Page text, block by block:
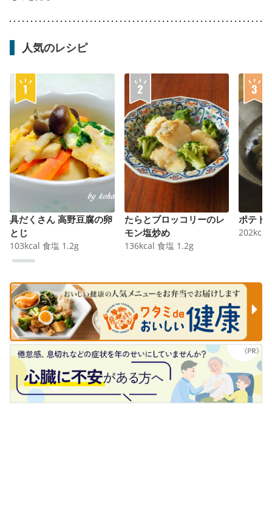
人気のレシピ
具だくさん 高野豆腐の卵
とじ
103kcal 食塩 1.2g
たらとブロッコリーのレ
モン塩炒め
136kcal 食塩 1.2g
ポテト
202kcal